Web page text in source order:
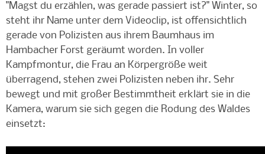
"Magst du erzählen, was gerade passiert ist?" Winter, so
steht ihr Name unter dem Videoclip, ist offensichtlich
gerade von Polizisten aus ihrem Baumhaus im
Hambacher Forst geräumt worden. In voller
Kampfmontur, die Frau an Körpergröße weit
überragend, stehen zwei Polizisten neben ihr. Sehr
bewegt und mit großer Bestimmtheit erklärt sie in die
Kamera, warum sie sich gegen die Rodung des Waldes
einsetzt: